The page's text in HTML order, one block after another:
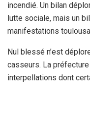
incendié. Un bilan
lutte sociale, mais un
manifestations
Nul blessé n’est
casseurs. La
interpellations dont